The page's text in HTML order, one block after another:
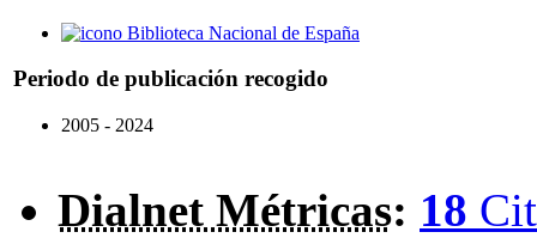
Biblioteca Nacional de España
Periodo de publicación recogido
2005 - 2024
Dialnet Métricas: 18